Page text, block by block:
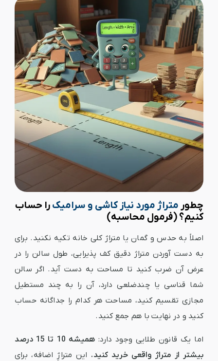
چطور متراژ مورد نیاز کاشی و سرامیکرا حساب
کنیم؟ (فرمول محاسبه)
اصلاً به حدس و گمان یا متراژ کلی خانه تکیه نکنید. برای
به دست آوردن متراژ دقیق کف پذیرایی، طول سالن را در
عرض آن ضرب کنید تا مساحت به دست آید. اگر سالن
شما قناسی یا چندضلعی دارد، آن را به چند مستطیل
مجازی تقسیم کنید، مساحت هر کدام را جداگانه حساب
کنید و در نهایت با هم جمع کنید.
اما یک قانون طلایی وجود دارد:
همیشه 10 تا 15 درصد
بیشتر از متراژ واقعی خرید کنید. این متراژِ اضافه، برای